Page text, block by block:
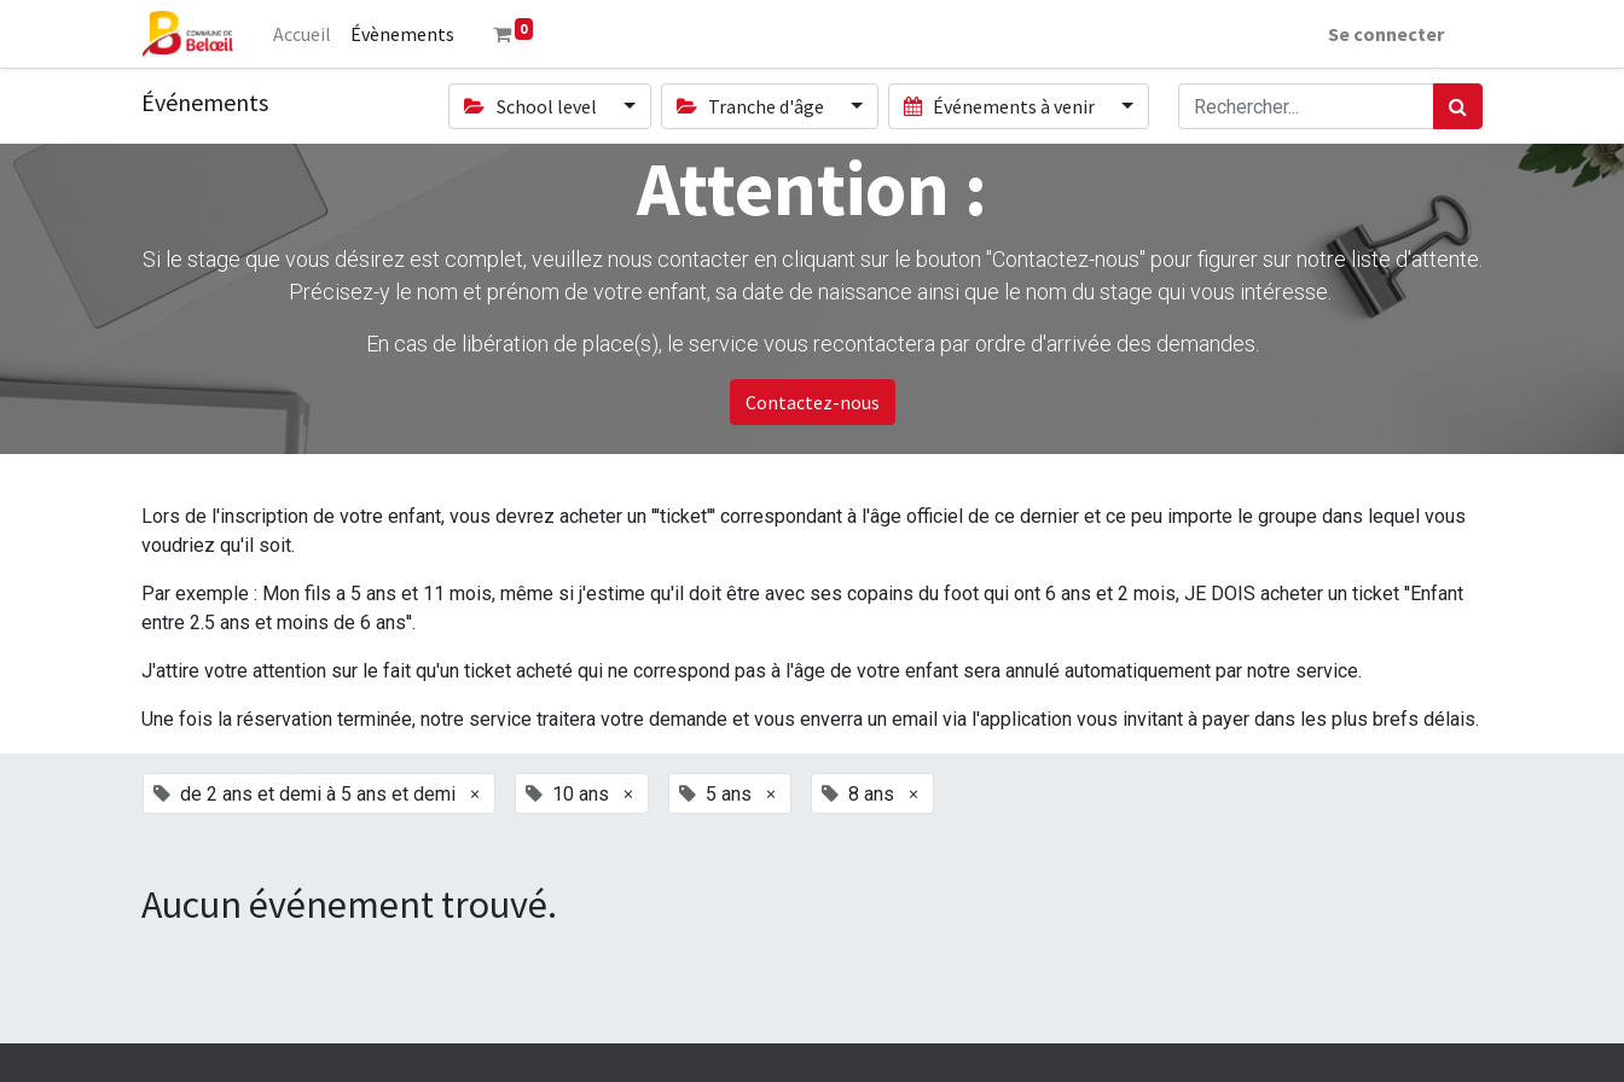
Accueil Évènements 0 Se connecter
Événements School level Tranche d'âge Événements à venir
Attention :
Si le stage que vous désirez est complet, veuillez nous contacter en cliquant sur le bouton ''Contactez-nous" pour figurer sur notre liste d'attente.
Précisez-y le nom et prénom de votre enfant, sa date de naissance ainsi que le nom du stage qui vous intéresse.
En cas de libération de place(s), le service vous recontactera par ordre d'arrivée des demandes.
Contactez-nous
Lors de l'inscription de votre enfant, vous devrez acheter un '''ticket''' correspondant à l'âge officiel de ce dernier et ce peu importe le groupe dans lequel vous
voudriez qu'il soit.
Par exemple : Mon fils a 5 ans et 11 mois, même si j'estime qu'il doit être avec ses copains du foot qui ont 6 ans et 2 mois, JE DOIS acheter un ticket ''Enfant
entre 2.5 ans et moins de 6 ans''.
J'attire votre attention sur le fait qu'un ticket acheté qui ne correspond pas à l'âge de votre enfant sera annulé automatiquement par notre service.
Une fois la réservation terminée, notre service traitera votre demande et vous enverra un email via l'application vous invitant à payer dans les plus brefs délais.
de 2 ans et demi à 5 ans et demi × 10 ans × 5 ans × 8 ans ×
Aucun événement trouvé.